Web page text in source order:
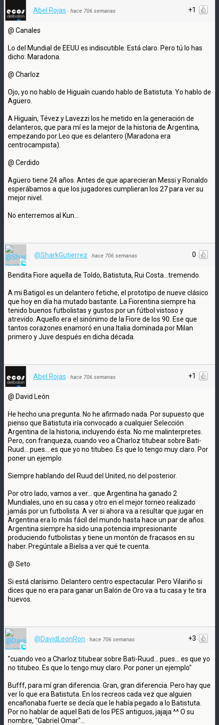
+1
Abel Rojas · hace 706 semanas
@ Canales
Lo del Mundial de EEUU es indiscutible. Está claro. Pero tú lo has
dicho: Maradona.
@ Charloz
Ojo, yo no hablo de Higuaín cuando hablo de Batistuta. Yo hablo de
Agüero.
A Higuaín, Tévez y Lavezzi los he metido en la generación de
delanteros, que para mí es la mejor de la historia de Argentina,
empezando por Leo que es delantero (Maradona era
centrocampista).
@ Cerdido
Agüero tiene 24 años. Antes de que aparecieran Messi y Ronaldo
esperábamos a que los jugadores cumplieran los 27 para ver su
mejor nivel.
No enterremos al Kun...
0
@SharkGutierrez · hace 706 semanas
Bendita Fiore aquella de Toldo, Batistuta, Rui Costa...tremendo.
A mi Batigol es un delantero fetiche, el prototipo de nueve clásico
que hoy en día ha mutado bastante. La Fiorentina siempre ha
tenido buenos futbolistas y gustos por un fútbol vistoso y
atrevido. Aquello era el sinónimo de la Fiore de los 90. Ese que
tantos corazones enamoró en una Italia dominada por Milan
primero y Juve después en dicha década.
+1
Abel Rojas · hace 706 semanas
@ David León
He hecho una pregunta. No he afirmado nada. Por supuesto que
pienso que Batistuta iría convocado a cualquier Selección
Argentina de la historia, incluyendo ésta. No me malinterpretes.
Pero, con franqueza, cuando veo a Charloz titubear sobre Bati-
Ruud... pues... es que yo no titubeo. Es que lo tengo muy claro. Por
poner un ejemplo.
Siempre hablando del Ruud del United, no del posterior.
Por otro lado, vamos a ver... que Argentina ha ganado 2
Mundiales, uno en su casa y otro en el mejor torneo realizado
jamás por un futbolista. A ver si ahora va a resultar que jugar en
Argentina era lo más fácil del mundo hasta hace un par de años.
Argentina siempre ha sido una potencia impresionante
produciendo futbolistas y tiene un montón de fracasos en su
haber. Pregúntale a Bielsa a ver qué te cuenta.
@ Seto
Si está clarísimo. Delantero centro espectacular. Pero Vilariño si
dices que no era para ganar un Balón de Oro va a tu casa y te tira
huevos.
+3
@DavidLeonRon · hace 706 semanas
"cuando veo a Charloz titubear sobre Bati-Ruud... pues... es que yo
no titubeo. Es que lo tengo muy claro. Por poner un ejemplo"
Bufff, para mí gran diferencia. Gran, gran diferencia. Pero hay que
ver lo que era Batistuta. En los recreos cada vez que alguien
encañonaba fuerte se decía que le había pegado a lo Batistuta.
Por no hablar de aquel Bati de los PES antiguos, jajaja ^^ O su
nombre, "Gabriel Omar"...